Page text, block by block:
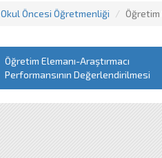
Okul Öncesi Öğretmenliği Öğretim
Öğretim Elemanı-Araştırmacı
Performansının Değerlendirilmesi